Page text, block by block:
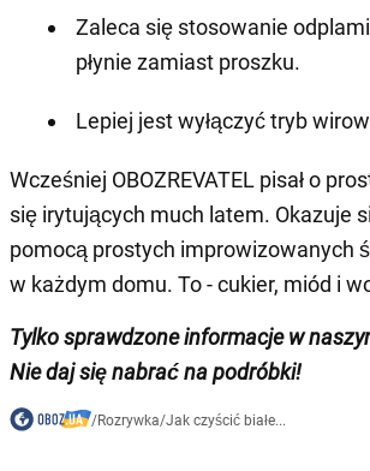
Zaleca się stosowanie
płynie zamiast proszku.
Lepiej jest wyłączyć tryb
Wcześniej OBOZREVATEL pisał o
się irytujących much latem. Okazuje
pomocą prostych improwizowanych
w każdym domu. To - cukier, miód i
Tylko sprawdzone informacje w
Nie daj się nabrać na podróbki!
/Rozrywka/Jak czyścić białe...